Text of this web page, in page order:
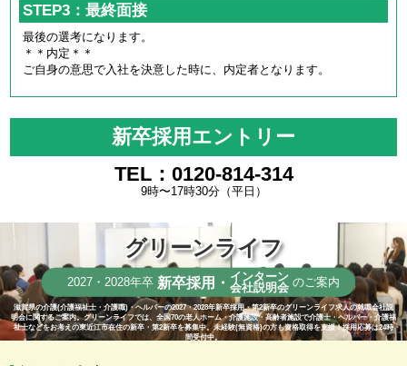
STEP3：最終面接
最後の選考になります。
＊＊内定＊＊
ご自身の意思で入社を決意した時に、内定者となります。
新卒採用エントリー
TEL：0120-814-314
9時〜17時30分（平日）
グリーンライフ
2027・2028年卒 新卒採用・ インターン
会社説明会 のご案内
滋賀県の介護(介護福祉士・介護職)・ヘルパーの2027・2028年新卒採用・第2新卒のグリーンライフ求人の就職会社説
明会に関するご案内。グリーンライフでは、全国70の老人ホーム・介護施設・高齢者施設で介護士・ヘルパー・介護福
祉士などをお考えの東近江市在住の新卒・第2新卒を募集中。未経験(無資格)の方も資格取得を支援！採用応募は24時
間受付中。